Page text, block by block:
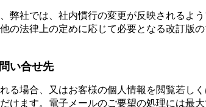
弊社では、社内慣行の変更が反映されるよ
の法律上の定めに応じて必要となる改訂版
い合せ先
る場合、又はお客様の個人情報を閲覧若し
けます。電子メールのご要望の処理には最